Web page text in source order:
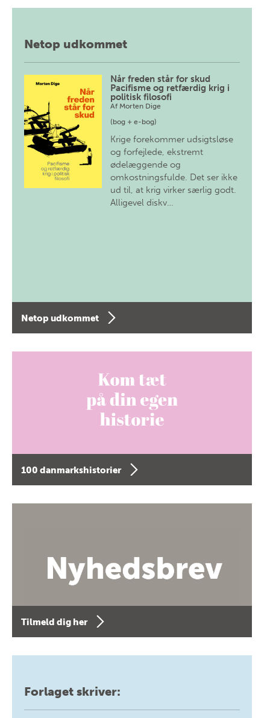
Netop udkommet
Når freden står for skud
Pacifisme og retfærdig krig i
politisk filosofi
Af Morten Dige
(bog + e-bog)
Krige forekommer udsigtsløse
og forfejlede, ekstremt
ødelæggende og
omkostningsfulde. Det ser ikke
ud til, at krig virker særlig godt.
Alligevel diskv…
Netop udkommet
100 danmarkshistorier
Tilmeld dig her
Forlaget skriver: